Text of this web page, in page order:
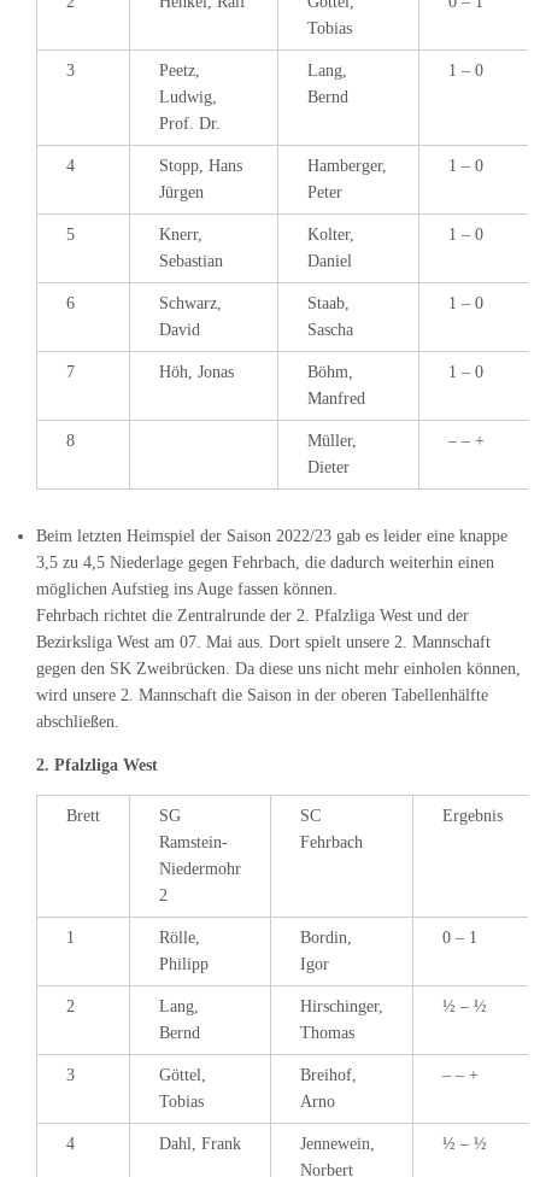
Tobias
3
Peetz,
Ludwig,
Prof. Dr.
Lang,
Bernd
1 – 0
4
Stopp, Hans
Jürgen
Hamberger,
Peter
1 – 0
5
Knerr,
Sebastian
Kolter,
Daniel
1 – 0
6
Schwarz,
David
Staab,
Sascha
1 – 0
7 Höh, Jonas
Böhm,
Manfred
1 – 0
8
Müller,
Dieter
– – +
Beim letzten Heimspiel der Saison 2022/23 gab es leider eine knappe
3,5 zu 4,5 Niederlage gegen Fehrbach, die dadurch weiterhin einen
möglichen Aufstieg ins Auge fassen können.
Fehrbach richtet die Zentralrunde der 2. Pfalzliga West und der
Bezirksliga West am 07. Mai aus. Dort spielt unsere 2. Mannschaft
gegen den SK Zweibrücken. Da diese uns nicht mehr einholen können,
wird unsere 2. Mannschaft die Saison in der oberen Tabellenhälfte
abschließen.
2. Pfalzliga West
Brett
SG
Ramstein-
Niedermohr
2
SC
Fehrbach
Ergebnis
1
Rölle,
Philipp
Bordin,
Igor
0 – 1
2
Lang,
Bernd
Hirschinger,
Thomas
½ – ½
3
Göttel,
Tobias
Breihof,
Arno
– – +
4 Dahl, Frank
Jennewein,
Norbert
½ – ½